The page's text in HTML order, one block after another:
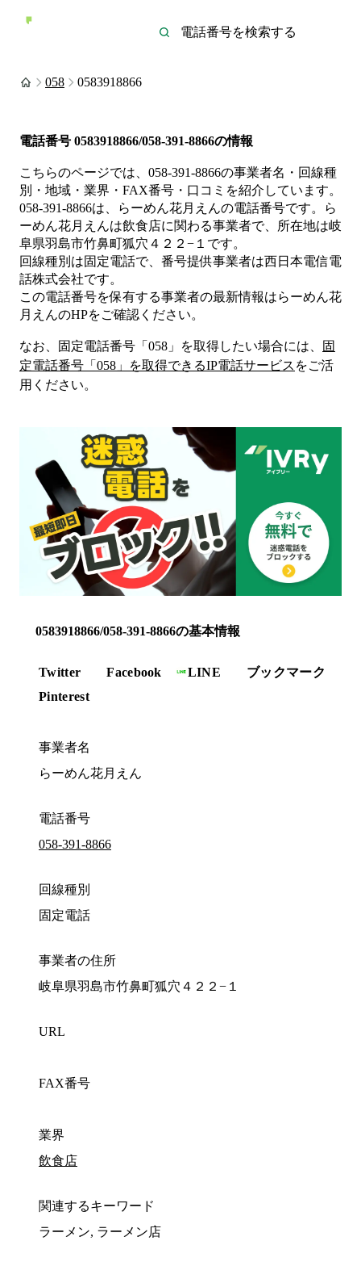
058 0583918866
電話番号 0583918866/058-391-8866の情報
こちらのページでは、 058-391-8866の事業者名・回線種
別・地域・業界・FAX番号・口コミを紹介しています。
058-391-8866は、 らーめん花月えんの電話番号です。
ら
ーめん花月えんは飲食店に関わる事業者で、所在地は岐
阜県羽島市竹鼻町狐穴４２２−１ です。
回線種別は固定電話で、番号提供事業者は西日本電信電
話株式会社です。
この電話番号を保有する事業者の最新情報はらーめん花
月えんのHPをご確認ください。
なお、固定電話番号「 058 」を取得したい場合には、
固
定電話番号「 058 」を取得できるIP電話サービス をご活
用ください。
0583918866/058-391-8866の基本情報
Twitter Facebook LINE
ブックマーク
Pinterest
事業者名
らーめん花月えん
電話番号
058-391-8866
回線種別
固定電話
事業者の住所
岐阜県羽島市竹鼻町狐穴４２２−１
URL
FAX番号
業界
飲食店
関連するキーワード
ラーメン, ラーメン店